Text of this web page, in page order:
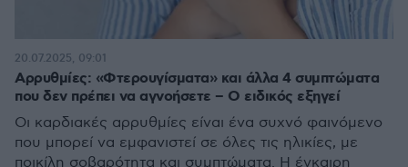
Αρρυθμίες: «Φτερουγίσματα» και άλλα 4 συμπτώματα
που δεν πρέπει να αγνοήσετε – Ο ειδικός εξηγεί
Οι καρδιακές αρρυθμίες είναι ένα συχνό φαινόμενο
που μπορεί να εμφανιστεί σε όλες τις ηλικίες, με
ποικίλη σοβαρότητα και συμπτώματα. Η έγκαιρη
20.07.2025, 09:01